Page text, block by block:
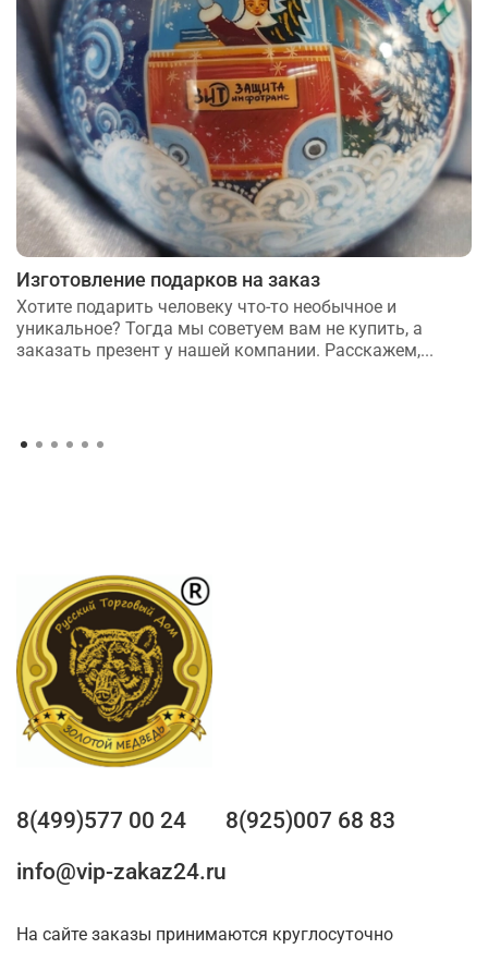
Изготовление подарков на заказ
Хотите подарить человеку что-то необычное и
уникальное? Тогда мы советуем вам не купить, а
заказать презент у нашей компании. Расскажем,...
8(499)577 00 24
8(925)007 68 83
info@vip-zakaz24.ru
На сайте заказы принимаются круглосуточно